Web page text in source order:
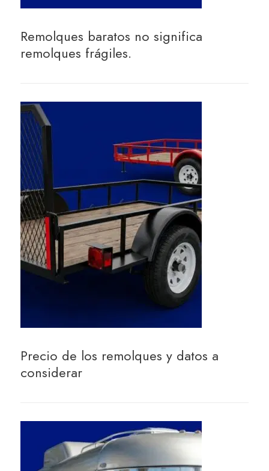
Remolques baratos no significa
remolques frágiles.
Precio de los remolques y datos a
considerar